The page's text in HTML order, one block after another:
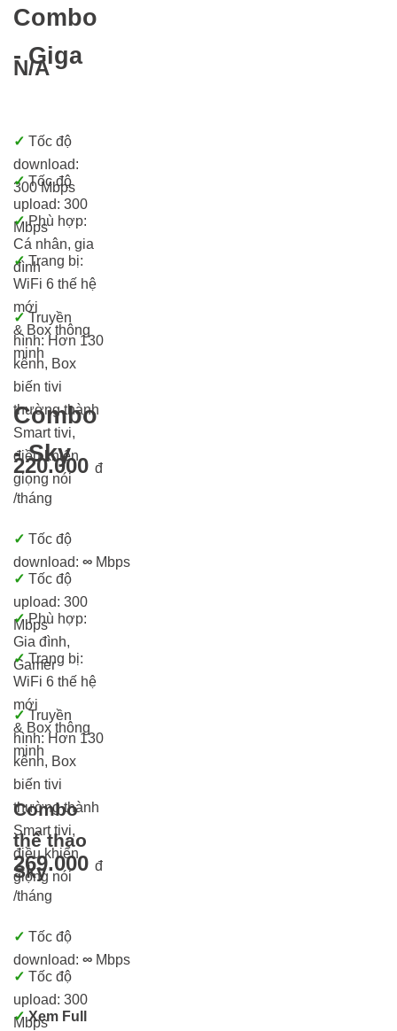
Combo
- Giga
N/A
✓ Tốc độ
download:
300 Mbps
✓Tốc độ
upload: 300
Mbps
✓Phù hợp:
Cá nhân, gia
đình
✓Trang bị:
WiFi 6 thế hệ
mới
& Box thông
minh
✓ Truyền
hình: Hơn 130
kênh, Box
biến tivi
thường thành
Smart tivi,
điều khiển
giọng nói
Combo
- Sky
220.000 đ
/tháng
✓ Tốc độ
download: ∞ Mbps
✓ Tốc độ
upload: 300
Mbps
✓Phù hợp:
Gia đình,
Gamer
✓Trang bị:
WiFi 6 thế hệ
mới
& Box thông
minh
✓ Truyền
hình: Hơn 130
kênh, Box
biến tivi
thường thành
Smart tivi,
điều khiển
giọng nói
Combo
thể thao
Sky
269.000 đ
/tháng
✓ Tốc độ
download: ∞ Mbps
✓ Tốc độ
upload: 300
Mbps
✓Xem Full